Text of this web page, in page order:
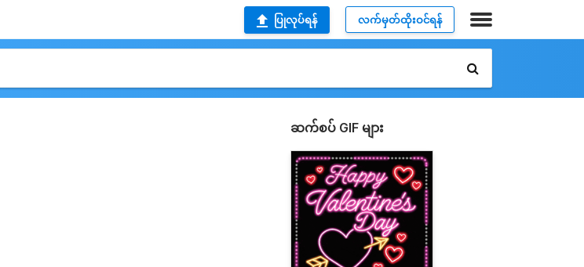
ပြုလုပ်ရန် လက်မှတ်ထိုးဝင်ရန်
ဆက်စပ် GIF များ